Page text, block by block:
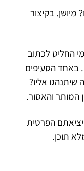
בקיצור
החליט לכתוב
באחד הסעיפים
אליו?
המותר והאסור.
הפרטית
תוכן.